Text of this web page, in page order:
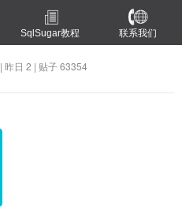
SqlSugar教程 联系我们
| 昨日 2 | 贴子 63354